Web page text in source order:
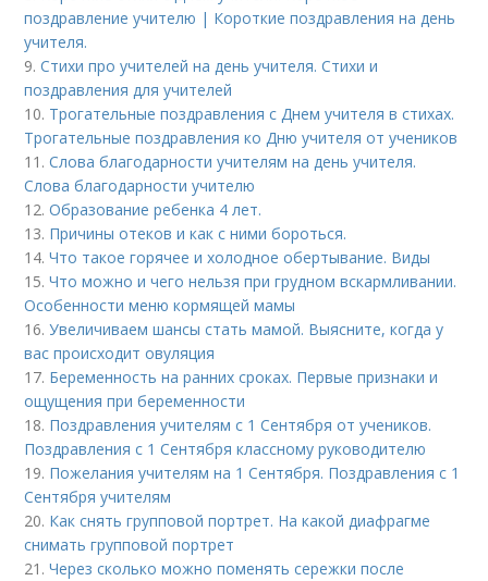
поздравление учителю | Короткие поздравления на день
учителя.
9.Стихи про учителей на день учителя. Стихи и
поздравления для учителей
10. Трогательные поздравления с Днем учителя в стихах.
Трогательные поздравления ко Дню учителя от учеников
11.Слова благодарности учителям на день учителя.
Слова благодарности учителю
12.Образование ребенка 4 лет.
13. Причины отеков и как с ними бороться.
14.Что такое горячее и холодное обертывание. Виды
15.Что можно и чего нельзя при грудном вскармливании.
Особенности меню кормящей мамы
16.Увеличиваем шансы стать мамой. Выясните, когда у
вас происходит овуляция
17. Беременность на ранних сроках. Первые признаки и
ощущения при беременности
18. Поздравления учителям с 1 Сентября от учеников.
Поздравления с 1 Сентября классному руководителю
19. Пожелания учителям на 1 Сентября. Поздравления с 1
Сентября учителям
20. Как снять групповой портрет. На какой диафрагме
снимать групповой портрет
21.Через сколько можно поменять сережки после